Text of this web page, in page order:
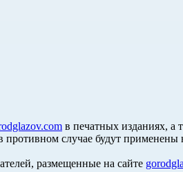
в печатных изданиях, а
противном случае будут
размещенные на сайте